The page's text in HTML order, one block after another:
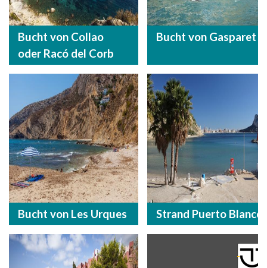
Bucht von Collao
oder Racó del Corb
Bucht von Gasparet
Bucht von Les Urques Strand Puerto Blanco